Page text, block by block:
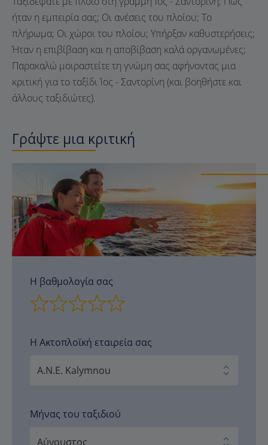
ήταν η εμπειρία σας; Οι ανέσεις του πλοίου; Το
πλήρωμα; Οι χώροι του πλοίου; Υπήρξαν καθυστερήσεις;
Ήταν η επιβίβαση και η αποβίβαση καλά οργανωμένες;
Παρακαλώ μοιραστείτε τη γνώμη σας αφήνοντας μια
κριτική για το ταξίδι Ίος - Σαντορίνη (και βοηθήστε και
άλλους ταξιδιώτες).
Γράψτε μια κριτική
Η βαθμολογία σας
Η Ακτοπλοϊκή εταιρεία σας
Μήνας του ταξιδιού